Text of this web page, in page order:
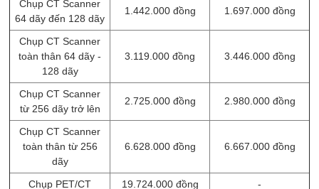
Chụp CT Scanner
64 dãy đến 128 dãy
1.442.000 đồng 1.697.000 đồng
Chụp CT Scanner
toàn thân 64 dãy -
128 dãy
3.119.000 đồng 3.446.000 đồng
Chụp CT Scanner
từ 256 dãy trở lên
2.725.000 đồng 2.980.000 đồng
Chụp CT Scanner
toàn thân từ 256
dãy
6.628.000 đồng 6.667.000 đồng
Chụp PET/CT 19.724.000 đồng
-